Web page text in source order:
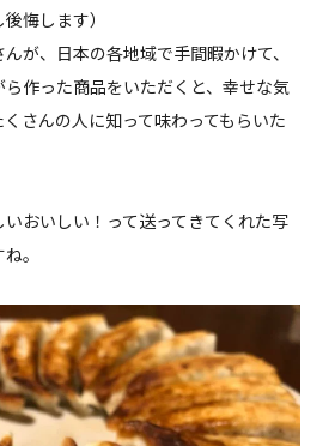
悔します）
が、日本の各地域で手間暇かけて、
作った商品をいただくと、幸せな気
さんの人に知って味わってもらいた
おいしい！って送ってきてくれた写
。